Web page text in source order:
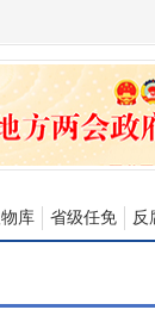
反
省级任免
库